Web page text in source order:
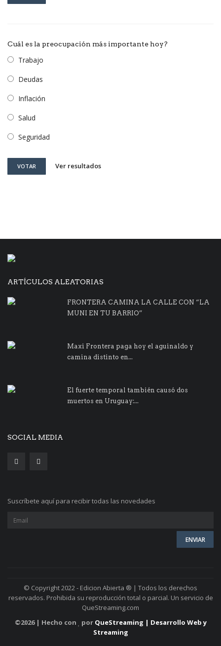
Cuál es la preocupación más importante hoy?
Trabajo
Deudas
Inflación
Salud
Seguridad
VOTAR Ver resultados
ARTÍCULOS ALEATORIAS
FRONTERA CAMINA LA CALLE CON “LA
MUNI EN TU BARRIO”
Maxi Frontera paga hoy el aguinaldo y
camina distinto en...
El fuerte temporal también causó dos
muertos en Uruguay:...
SOCIAL MEDIA
Suscríbete aquí para recibir todas las novedades
© Copyright 2022 - Edicion Abierta ® | Todos los derechos
reservados. Prohibida su reproducción total o parcial. Un servicio de
QueStreaming.com
©2026 | Hecho con por QueStreaming | Desarrollo Web y
Streaming